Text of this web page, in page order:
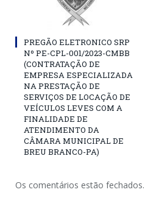
PREGÃO ELETRONICO SRP
Nº PE-CPL-001/2023-CMBB
(CONTRATAÇÃO DE
EMPRESA ESPECIALIZADA
NA PRESTAÇÃO DE
SERVIÇOS DE LOCAÇÃO DE
VEÍCULOS LEVES COM A
FINALIDADE DE
ATENDIMENTO DA
CÂMARA MUNICIPAL DE
BREU BRANCO-PA)
Os comentários estão fechados.